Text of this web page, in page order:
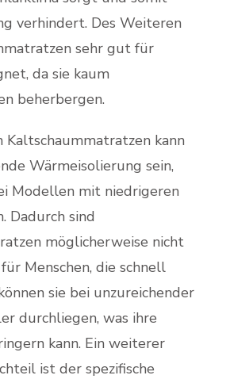
verhindert. Des Weiteren
sehr gut für
da sie kaum
beherbergen.
Kaltschaummatratzen kann
Wärmeisolierung sein,
Modellen mit niedrigeren
Dadurch sind
möglicherweise nicht
Menschen, die schnell
sie bei unzureichender
durchliegen, was ihre
kann. Ein weiterer
ist der spezifische